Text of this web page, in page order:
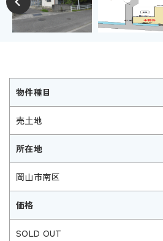
物件種目
売土地
所在地
岡山市南区
価格
SOLD OUT